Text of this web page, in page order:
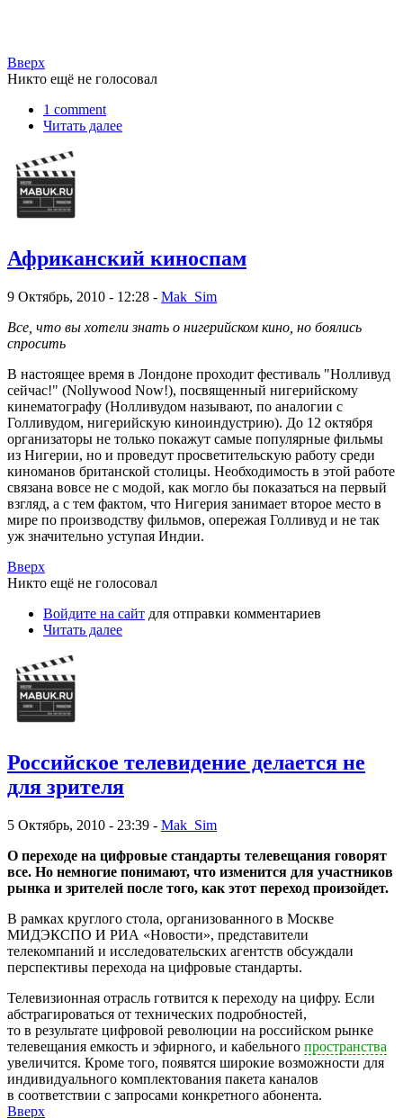
Вверх
Никто ещё не голосовал
1 comment
Читать далее
Африканский киноспам
9 Октябрь, 2010 - 12:28 - Mak_Sim
Все, что вы хотели знать о нигерийском кино, но боялись
спросить
В настоящее время в Лондоне проходит фестиваль "Нолливуд
сейчас!" (Nollywood Now!), посвященный нигерийскому
кинематографу (Нолливудом называют, по аналогии с
Голливудом, нигерийскую киноиндустрию). До 12 октября
организаторы не только покажут самые популярные фильмы
из Нигерии, но и проведут просветительскую работу среди
киноманов британской столицы. Необходимость в этой работе
связана вовсе не с модой, как могло бы показаться на первый
взгляд, а с тем фактом, что Нигерия занимает второе место в
мире по производству фильмов, опережая Голливуд и не так
уж значительно уступая Индии.
Вверх
Никто ещё не голосовал
Войдите на сайт для отправки комментариев
Читать далее
Российское телевидение делается не
для зрителя
5 Октябрь, 2010 - 23:39 - Mak_Sim
О переходе на цифровые стандарты телевещания говорят
все. Но немногие понимают, что изменится для участников
рынка и зрителей после того, как этот переход произойдет.
В рамках круглого стола, организованного в Москве
МИДЭКСПО И РИА «Новости», представители
телекомпаний и исследовательских агентств обсуждали
перспективы перехода на цифровые стандарты.
Телевизионная отрасль готвится к переходу на цифру. Если
абстрагироваться от технических подробностей,
то в результате цифровой революции на российском рынке
телевещания емкость и эфирного, и кабельного пространства
увеличится. Кроме того, появятся широкие возможности для
индивидуального комплектования пакета каналов
в соответствии с запросами конкретного абонента.
Вверх